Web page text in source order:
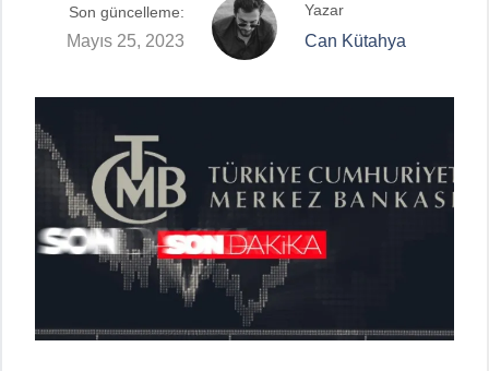
Son güncelleme:
Mayıs 25, 2023
Yazar
Can Kütahya